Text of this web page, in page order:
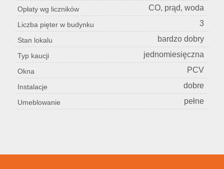
Opłaty wg liczników CO, prąd, woda
Liczba pięter w budynku 3
Stan lokalu bardzo dobry
Typ kaucji jednomiesięczna
Okna PCV
Instalacje dobre
Umeblowanie pełne